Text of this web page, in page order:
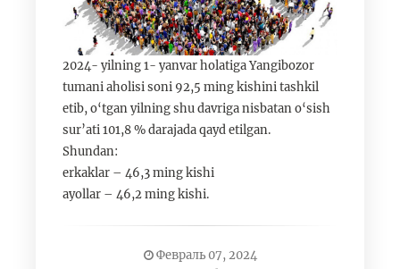
2024- yilning 1- yanvar holatiga Yangibozor
tumani aholisi soni 92,5 ming kishini tashkil
etib, o‘tgan yilning shu davriga nisbatan o‘sish
sur’ati 101,8 % darajada qayd etilgan.
Shundan:
erkaklar – 46,3 ming kishi
ayollar – 46,2 ming kishi.
Февраль 07, 2024